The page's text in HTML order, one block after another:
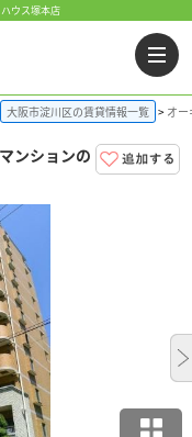
ウス塚本店
大阪市淀川区の賃貸情報一覧 オ
ンションの